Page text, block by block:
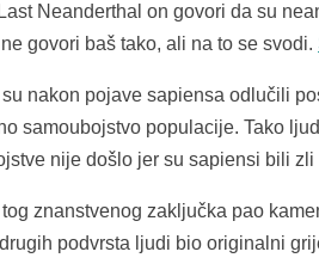
Neanderthal on govori da su
govori baš tako, ali na to se svodi.
nakon pojave sapiensa odlučili
samoubojstvo populacije. Tako
nije došlo jer su sapiensi bili zli
znanstvenog zaključka pao
podvrsta ljudi bio originalni